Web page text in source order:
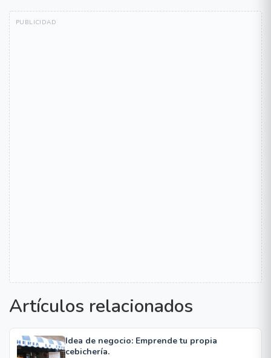
Artículos relacionados
Idea de negocio: Emprende tu propia
cebichería.